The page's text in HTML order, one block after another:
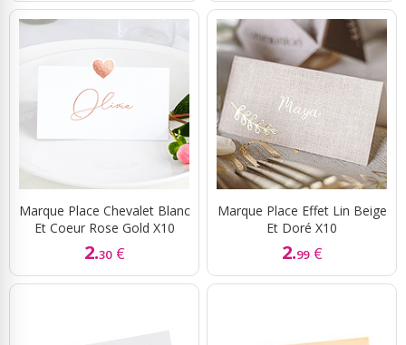
Marque Place Chevalet Blanc
Et Coeur Rose Gold X10
2.30 €
Marque Place Effet Lin Beige
Et Doré X10
2.99 €